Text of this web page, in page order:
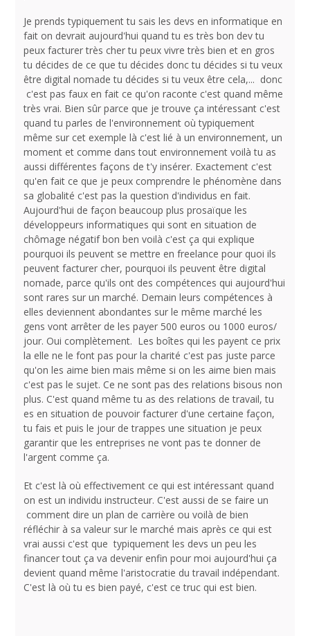
Je prends typiquement tu sais les devs en informatique en
fait on devrait aujourd'hui quand tu es très bon dev tu
peux facturer très cher tu peux vivre très bien et en gros
tu décides de ce que tu décides donc tu décides si tu veux
être digital nomade tu décides si tu veux être cela,... donc
c'est pas faux en fait ce qu'on raconte c'est quand même
très vrai. Bien sûr parce que je trouve ça intéressant c'est
quand tu parles de l'environnement où typiquement
même sur cet exemple là c'est lié à un environnement, un
moment et comme dans tout environnement voilà tu as
aussi différentes façons de t'y insérer. Exactement c'est
qu'en fait ce que je peux comprendre le phénomène dans
sa globalité c'est pas la question d'individus en fait.
Aujourd'hui de façon beaucoup plus prosaïque les
développeurs informatiques qui sont en situation de
chômage négatif bon ben voilà c'est ça qui explique
pourquoi ils peuvent se mettre en freelance pour quoi ils
peuvent facturer cher, pourquoi ils peuvent être digital
nomade, parce qu'ils ont des compétences qui aujourd'hui
sont rares sur un marché. Demain leurs compétences à
elles deviennent abondantes sur le même marché les
gens vont arrêter de les payer 500 euros ou 1000 euros/
jour. Oui complètement. Les boîtes qui les payent ce prix
la elle ne le font pas pour la charité c'est pas juste parce
qu'on les aime bien mais même si on les aime bien mais
c'est pas le sujet. Ce ne sont pas des relations bisous non
plus. C'est quand même tu as des relations de travail, tu
es en situation de pouvoir facturer d'une certaine façon,
tu fais et puis le jour de trappes une situation je peux
garantir que les entreprises ne vont pas te donner de
l'argent comme ça.
Et c'est là où effectivement ce qui est intéressant quand
on est un individu instructeur. C'est aussi de se faire un
comment dire un plan de carrière ou voilà de bien
réfléchir à sa valeur sur le marché mais après ce qui est
vrai aussi c'est que typiquement les devs un peu les
financer tout ça va devenir enfin pour moi aujourd'hui ça
devient quand même l'aristocratie du travail indépendant.
C'est là où tu es bien payé, c'est ce truc qui est bien.